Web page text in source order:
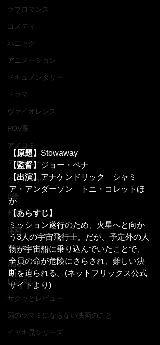
ラブロマンス
コメディ
パニック
アニメーション
ドキュメンタリー
ドラマ
ヴァイオレンス
POV系
アメコミ
ディズニー
クリーチャー
B級
邦画
洋画
Netflix
Hulu
レンタル
サクッとレビュー
酒のツマミにならない映画のこと
イッキ見シリーズ
【原題】 Stowaway
【監督】ジョー・ペナ
【出演】アナケンドリック　シャミ
ア・アンダーソン　トニ・コレットほ
か
【あらすじ】
ミッション遂行のため、火星へと向か
う3人の宇宙飛行士。だが、予定外の人
物が宇宙船に乗り込んでいたことで、
全員の命が危険にさらされ、難しい決
断を迫られる。(ネットフリックス公式
サイトより)